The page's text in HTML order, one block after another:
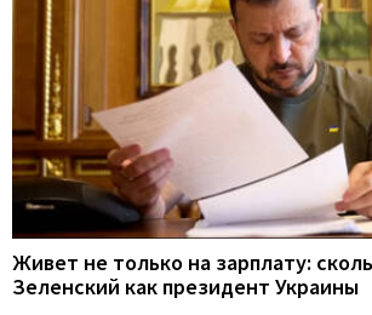
Живет не только на зарплату:
Зеленский как президент Украины